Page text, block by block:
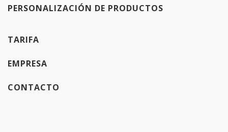
PERSONALIZACIÓN DE PRODUCTOS
TARIFA
EMPRESA
CONTACTO